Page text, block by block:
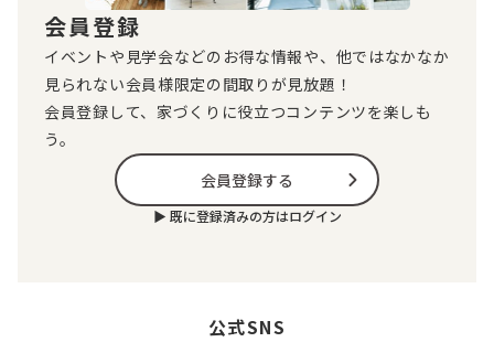
会員登録
イベントや見学会などのお得な情報や、他ではなかなか
見られない会員様限定の間取りが見放題！
会員登録して、家づくりに役立つコンテンツを楽しも
う。
会員登録する
▶︎ 既に登録済みの方はログイン
公式SNS